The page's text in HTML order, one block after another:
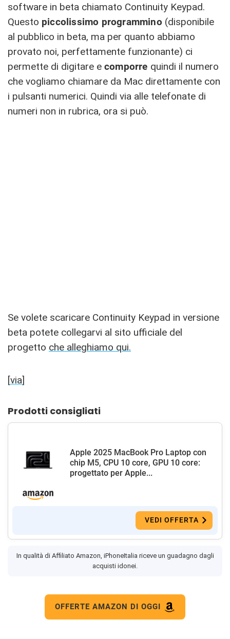
software in beta chiamato Continuity Keypad.
Questo piccolissimo programmino (disponibile
al pubblico in beta, ma per quanto abbiamo
provato noi, perfettamente funzionante) ci
permette di digitare e comporre quindi il numero
che vogliamo chiamare da Mac direttamente con
i pulsanti numerici. Quindi via alle telefonate di
numeri non in rubrica, ora si può.
Se volete scaricare Continuity Keypad in versione
beta potete collegarvi al sito ufficiale del
progetto che alleghiamo qui.
[via]
Prodotti consigliati
Apple 2025 MacBook Pro Laptop con
chip M5, CPU 10 core, GPU 10 core:
progettato per Apple...
VEDI OFFERTA
In qualità di Affiliato Amazon, iPhoneItalia riceve un guadagno dagli
acquisti idonei.
OFFERTE AMAZON DI OGGI